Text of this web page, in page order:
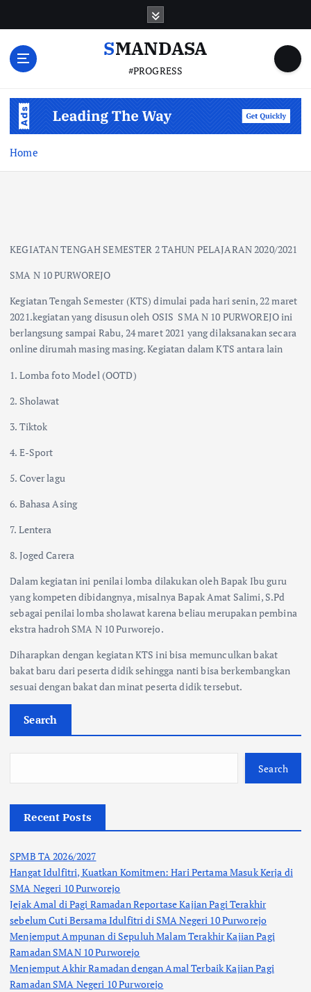
SMANDASA
#PROGRESS
Home
KEGIATAN TENGAH SEMESTER 2 TAHUN PELAJARAN 2020/2021
SMA N 10 PURWOREJO
Kegiatan Tengah Semester (KTS) dimulai pada hari senin, 22 maret
2021.kegiatan yang disusun oleh OSIS SMA N 10 PURWOREJO ini
berlangsung sampai Rabu, 24 maret 2021 yang dilaksanakan secara
online dirumah masing masing. Kegiatan dalam KTS antara lain
1. Lomba foto Model (OOTD)
2. Sholawat
3. Tiktok
4. E-Sport
5. Cover lagu
6. Bahasa Asing
7. Lentera
8. Joged Carera
Dalam kegiatan ini penilai lomba dilakukan oleh Bapak Ibu guru
yang kompeten dibidangnya, misalnya Bapak Amat Salimi, S.Pd
sebagai penilai lomba sholawat karena beliau merupakan pembina
ekstra hadroh SMA N 10 Purworejo.
Diharapkan dengan kegiatan KTS ini bisa memunculkan bakat
bakat baru dari peserta didik sehingga nanti bisa berkembangkan
sesuai dengan bakat dan minat peserta didik tersebut.
Search
Search
Recent Posts
SPMB TA 2026/2027
Hangat Idulfitri, Kuatkan Komitmen: Hari Pertama Masuk Kerja di
SMA Negeri 10 Purworejo
Jejak Amal di Pagi Ramadan Reportase Kajian Pagi Terakhir
sebelum Cuti Bersama Idulfitri di SMA Negeri 10 Purworejo
Menjemput Ampunan di Sepuluh Malam Terakhir Kajian Pagi
Ramadan SMAN 10 Purworejo
Menjemput Akhir Ramadan dengan Amal Terbaik Kajian Pagi
Ramadan SMA Negeri 10 Purworejo